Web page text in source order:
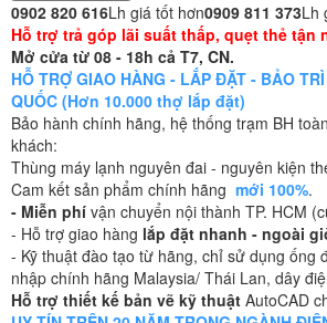
0902 820 616Lh giá tốt hơn0909 811 373Lh
Hỗ trợ trả góp lãi suất thấp, quẹt thẻ tận
Mở cửa từ 08 - 18h cả T7, CN.
HỖ TRỢ GIAO HÀNG - LẮP ĐẶT - BẢO
QUỐC (Hơn 10.000 thợ lắp đặt)
Bảo hành chính hãng, hệ thống trạm BH
khách:
Thùng máy lạnh nguyên đai - nguyên kiện
Cam kết sản phẩm chính hãng mới 100%.
- Miễn phí vận chuyển nội thành TP. HCM
- Hỗ trợ giao hàng lắp đặt nhanh - ngoài
- Kỹ thuật đào tạo từ hãng, chỉ sử dụng ống
nhập chính hãng Malaysia/ Thái Lan, dây
Hỗ trợ thiết kế bản vẽ kỹ thuật AutoCAD